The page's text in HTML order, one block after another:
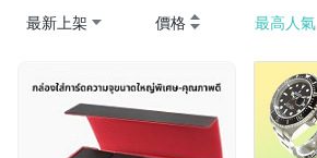
最新上架 價格 最高人氣